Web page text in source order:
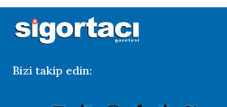
Bizi takip edin: